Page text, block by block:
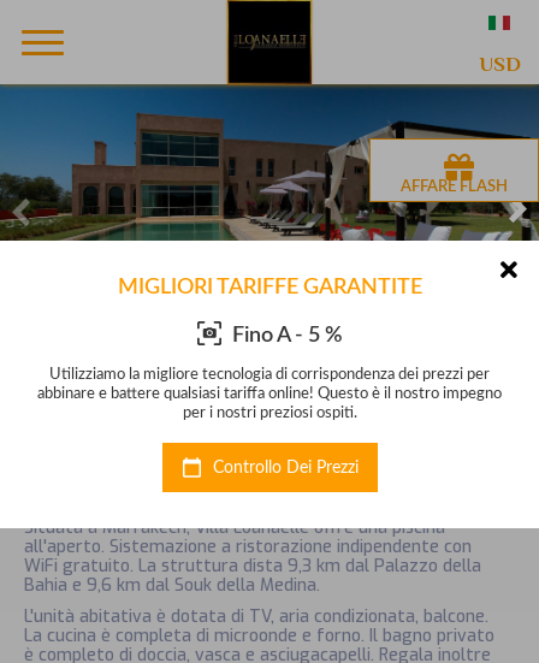
AFFARE FLASH
MIGLIORI TARIFFE GARANTITE
Fino A - 5 %
Utilizziamo la migliore tecnologia di corrispondenza dei prezzi per
abbinare e battere qualsiasi tariffa online! Questo è il nostro impegno
per i nostri preziosi ospiti.
Controllo Dei Prezzi
USD
Villa in Marrakech
Situata a Marrakech, Villa Loanaelle offre una piscina
all'aperto. Sistemazione a ristorazione indipendente con
WiFi gratuito. La struttura dista 9,3 km dal Palazzo della
Bahia e 9,6 km dal Souk della Medina.
L'unità abitativa è dotata di TV, aria condizionata, balcone.
La cucina è completa di microonde e forno. Il bagno privato
è completo di doccia, vasca e asciugacapelli. Regala inoltre